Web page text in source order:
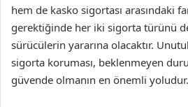
hem de kasko sigortası arasındaki
gerektiğinde her iki sigorta türünü
sürücülerin yararına olacaktır.
sigorta koruması, beklenmeyen
güvende olmanın en önemli yoludur.